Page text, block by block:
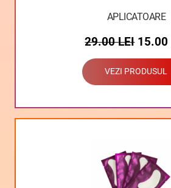
APLICATOARE
29.00LEI 15.00
VEZI PRODUSUL